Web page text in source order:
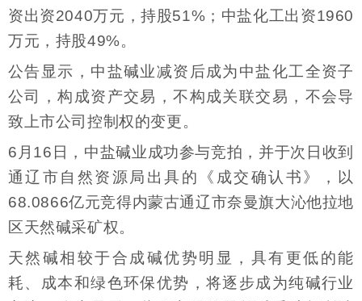
资出资2040万元，持股51%；中盐化工出资1960
万元，持股49%。
公告显示，中盐碱业减资后成为中盐化工全资子
公司，构成资产交易，不构成关联交易，不会导
致上市公司控制权的变更。
6月16日，中盐碱业成功参与竞拍，并于次日收到
通辽市自然资源局出具的《成交确认书》，以
68.0866亿元竞得内蒙古通辽市奈曼旗大沁他拉地
区天然碱采矿权。
天然碱相较于合成碱优势明显，具有更低的能
耗、成本和绿色环保优势，将逐步成为纯碱行业